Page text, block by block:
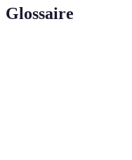
Glossaire